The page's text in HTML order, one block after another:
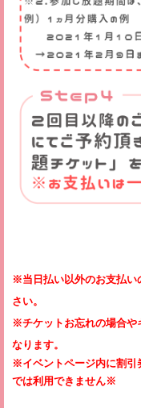
※当日払い以外のお支払い
さい。
※チケットお忘れの場合や
なります。
※イベントページ内に割引
では利用できません※